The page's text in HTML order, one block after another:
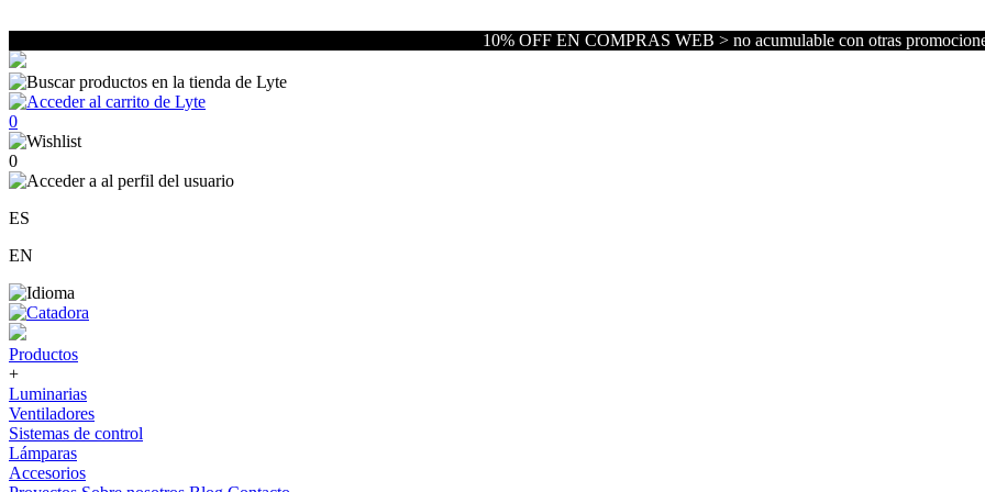
10% OFF EN COMPRAS WEB > no acumulable con otras
0
0
ES
EN
Productos
+
Luminarias
Ventiladores
Sistemas de control
Lámparas
Accesorios